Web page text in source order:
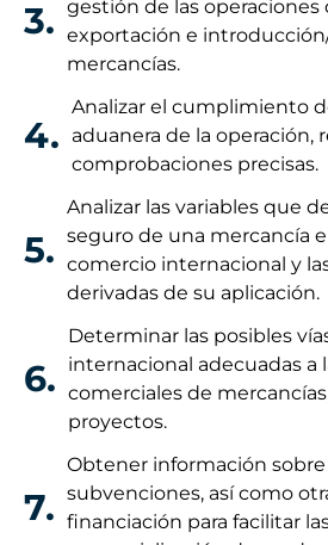
3. gestión de las
exportación e
mercancías.
4.
Analizar el cumplimiento
aduanera de la operación,
comprobaciones precisas.
5.
Analizar las variables que
seguro de una mercancía
comercio internacional y
derivadas de su aplicación.
6.
Determinar las posibles
internacional adecuadas a
comerciales de
proyectos.
7.
Obtener información sobre
subvenciones, así como
financiación para facilitar